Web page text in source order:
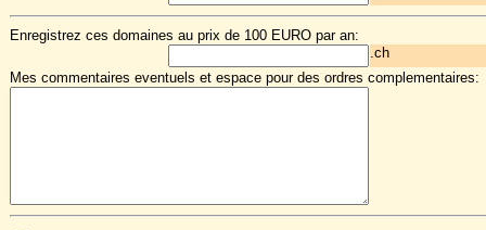
Enregistrez ces domaines au prix de 100 EURO par an:
.ch
Mes commentaires eventuels et espace pour des ordres complementaires: